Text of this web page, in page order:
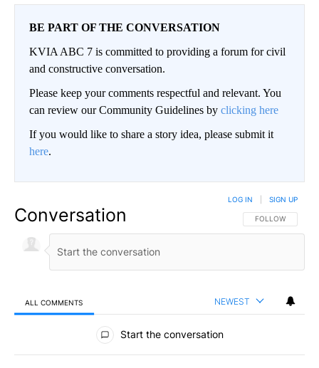
BE PART OF THE CONVERSATION
KVIA ABC 7 is committed to providing a forum for civil
and constructive conversation.
Please keep your comments respectful and relevant. You
can review our Community Guidelines by clicking here
If you would like to share a story idea, please submit it
here.
Conversation FOLLOW THIS
FOLLOW
LOG IN SIGN UP
ALL COMMENTS NEWEST
All Comments
Start the conversation